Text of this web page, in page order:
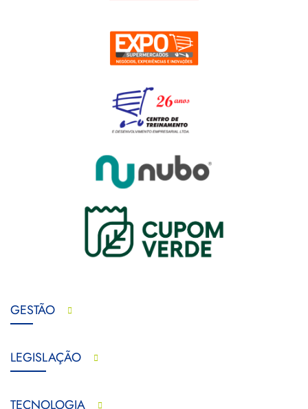
GESTÃO
LEGISLAÇÃO
TECNOLOGIA